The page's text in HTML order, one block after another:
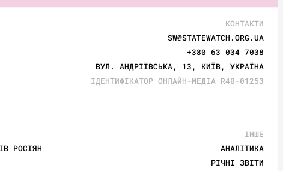
КОНТАКТИ
SW@STATEWATCH.ORG.UA
+380 63 034 7038
ВУЛ. АНДРІЇВСЬКА, 13, КИЇВ, УКРАЇНА
ІДЕНТИФІКАТОР ОНЛАЙН-МЕДІА R40-01253
РОСІЯН
ІНШЕ
АНАЛІТИКА
РІЧНІ ЗВІТИ